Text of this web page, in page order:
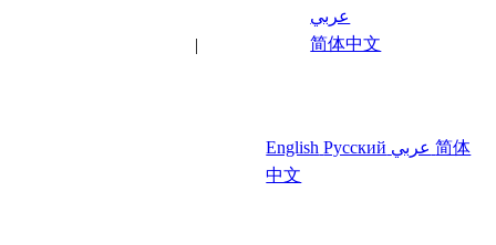
عربي
简体中文
English Русский عربي 简体
中文
|